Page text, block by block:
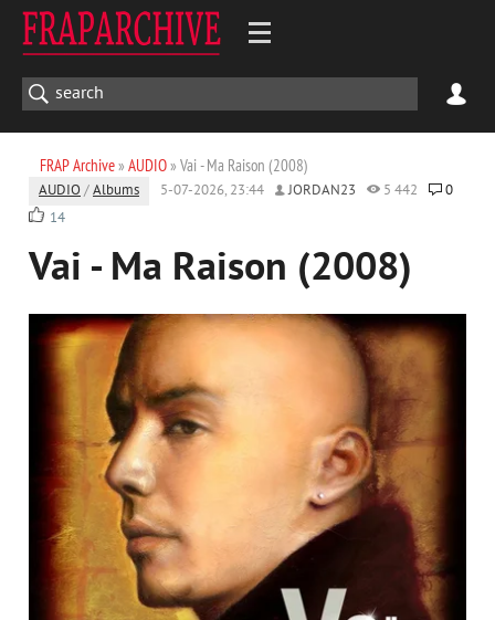
FRAP Archive» AUDIO» Vai - Ma Raison (2008)
AUDIO /Albums 5-07-2026, 23:44 JORDAN23 5 442
0
14
Vai - Ma Raison (2008)